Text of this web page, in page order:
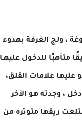
، ولج الغرفة بهدوء
متأهبًا للدخول عليهـا
عليها علامات القلق،
، وجدته هو الآخر
ريقها متوتره من